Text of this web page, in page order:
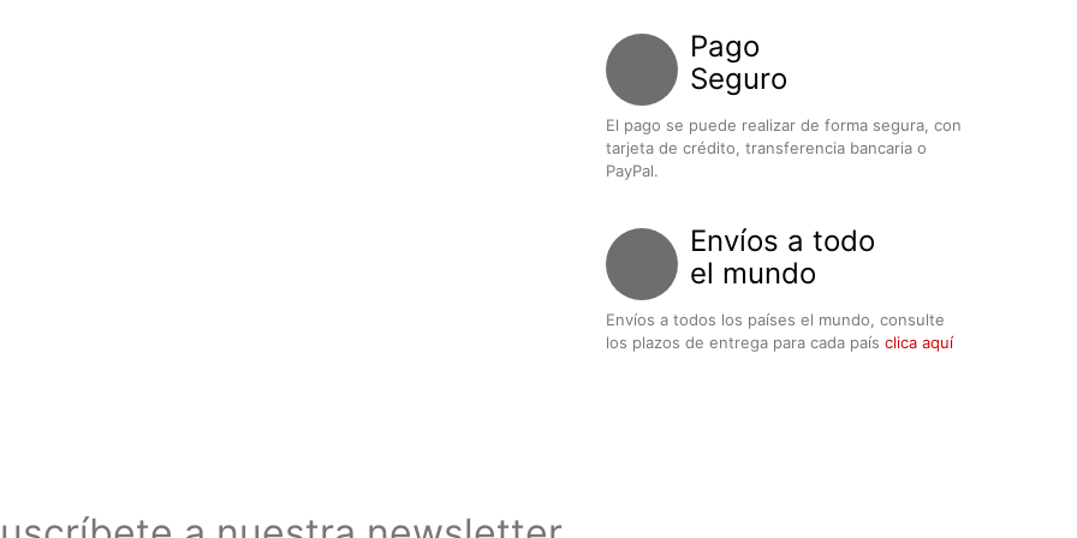
Pago
Seguro
El pago se puede realizar de forma segura, con
tarjeta de crédito, transferencia bancaria o
PayPal.
Envíos a todo
el mundo
Envíos a todos los países el mundo, consulte
los plazos de entrega para cada país clica aquí